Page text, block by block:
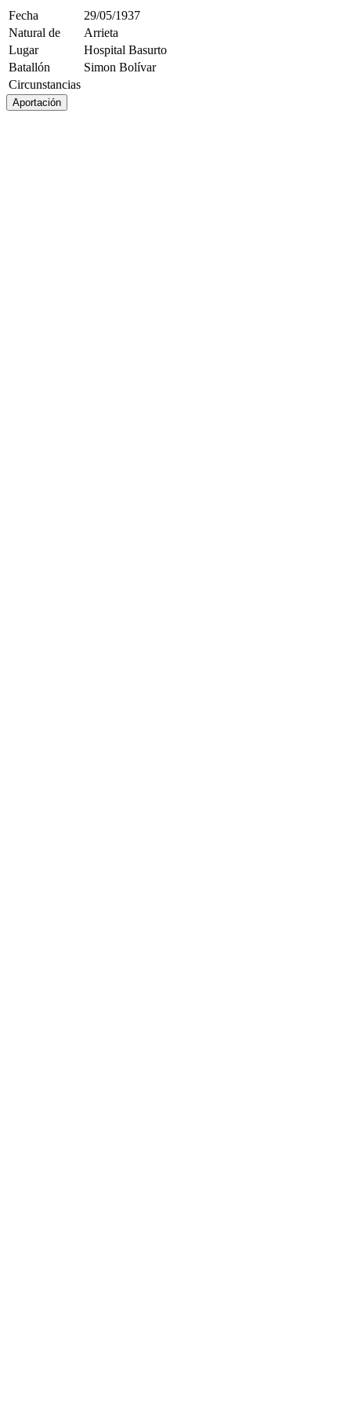
Fecha
29/05/1937
Natural de
Arrieta
Lugar
Hospital Basurto
Batallón
Simon Bolívar
Circunstancias